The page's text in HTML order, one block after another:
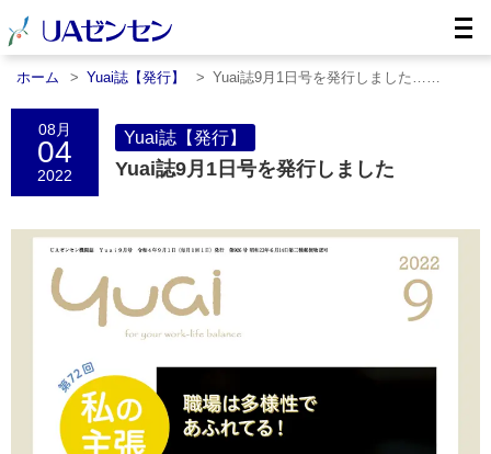
ホーム Yuai誌【発行】 Yuai誌9月1日号を発行しました……
08月
04
2022
Yuai誌【発行】
Yuai誌9月1日号を発行しました